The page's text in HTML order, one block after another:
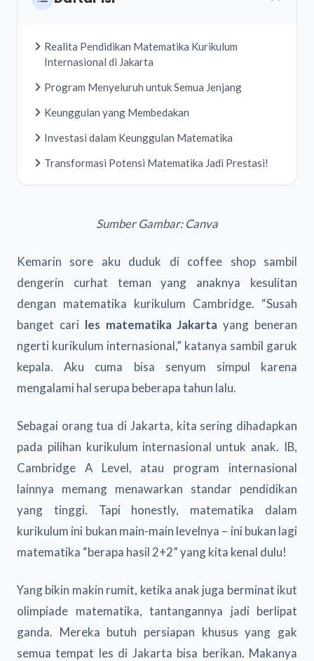
Realita Pendidikan Matematika Kurikulum
Internasional di Jakarta
Program Menyeluruh untuk Semua Jenjang
Keunggulan yang Membedakan
Investasi dalam Keunggulan Matematika
Transformasi Potensi Matematika Jadi Prestasi!
Sumber Gambar: Canva
Kemarin sore aku duduk di coffee shop sambil
dengerin curhat teman yang anaknya kesulitan
dengan matematika kurikulum Cambridge. “Susah
banget cari les matematika Jakarta yang beneran
ngerti kurikulum internasional,” katanya sambil garuk
kepala. Aku cuma bisa senyum simpul karena
mengalami hal serupa beberapa tahun lalu.
Sebagai orang tua di Jakarta, kita sering dihadapkan
pada pilihan kurikulum internasional untuk anak. IB,
Cambridge A Level, atau program internasional
lainnya memang menawarkan standar pendidikan
yang tinggi. Tapi honestly, matematika dalam
kurikulum ini bukan main-main levelnya – ini bukan lagi
matematika “berapa hasil 2+2” yang kita kenal dulu!
Yang bikin makin rumit, ketika anak juga berminat ikut
olimpiade matematika, tantangannya jadi berlipat
ganda. Mereka butuh persiapan khusus yang gak
semua tempat les di Jakarta bisa berikan. Makanya